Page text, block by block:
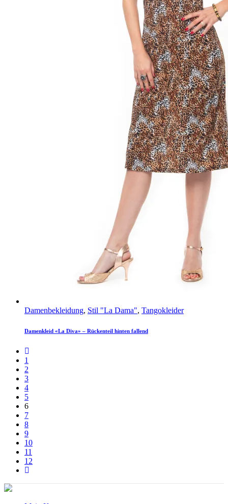
Damenbekleidung, Stil "La Dama", Tangokleider
Damenkleid «La Diva» – Rückenteil hinten fallend
1
2
3
4
5
6
7
8
9
10
11
12